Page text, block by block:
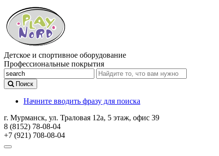
Детское и спортивное оборудование
Профессиональные покрытия
Поиск
Начните вводить фразу для поиска
г. Мурманск, ул. Траловая 12а, 5 этаж, офис 39
8 (8152) 78-08-04
+7 (921) 708-08-04